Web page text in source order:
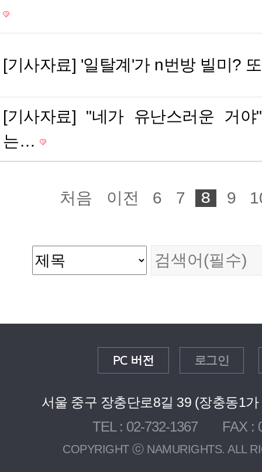
[기사자료] '일탈계'가 n번방 빌미?
[기사자료] "네가 유난스러운 거야
는…
처음 이전 6 7 8 9
PC 버전 로그인
서울 중구 장충단로8길 39 (장충동1
TEL : 02-732-1367 FAX :
COPYRIGHT ⓒ NAMURIGHTS. ALL